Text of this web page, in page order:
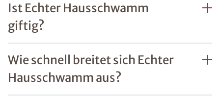
Ist Echter Hausschwamm
giftig?
Wie schnell breitet sich Echter
Hausschwamm aus?